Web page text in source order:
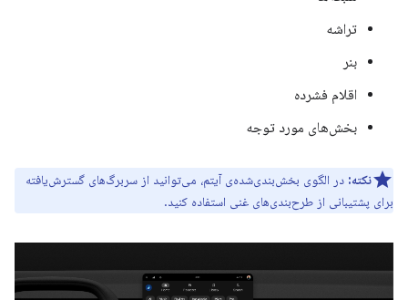
تراشه
بنر
اقلام فشرده
بخش‌های مورد توجه
نکته: در الگوی بخش‌بندی‌شده‌ی آیتم، می‌توانید از سربرگ‌های گسترش‌یافته
برای پشتیبانی از طرح‌بندی‌های غنی استفاده کنید.